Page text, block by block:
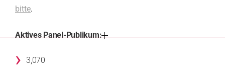
bitte.
Aktives Panel-Publikum:
› 3,070